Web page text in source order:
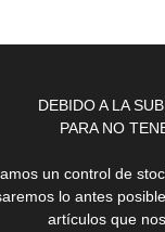
DEBIDO A LA
PARA NO
un control de
lo antes
artículos que